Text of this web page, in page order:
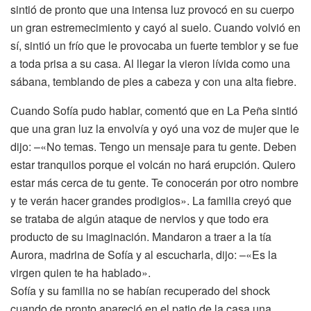
sintió de pronto que una intensa luz provocó en su cuerpo
un gran estremecimiento y cayó al suelo. Cuando volvió en
sí, sintió un frío que le provocaba un fuerte temblor y se fue
a toda prisa a su casa. Al llegar la vieron lívida como una
sábana, temblando de pies a cabeza y con una alta fiebre.
Cuando Sofía pudo hablar, comentó que en La Peña sintió
que una gran luz la envolvía y oyó una voz de mujer que le
dijo: –«No temas. Tengo un mensaje para tu gente. Deben
estar tranquilos porque el volcán no hará erupción. Quiero
estar más cerca de tu gente. Te conocerán por otro nombre
y te verán hacer grandes prodigios». La familia creyó que
se trataba de algún ataque de nervios y que todo era
producto de su imaginación. Mandaron a traer a la tía
Aurora, madrina de Sofía y al escucharla, dijo: –«Es la
virgen quien te ha hablado».
Sofía y su familia no se habían recuperado del shock